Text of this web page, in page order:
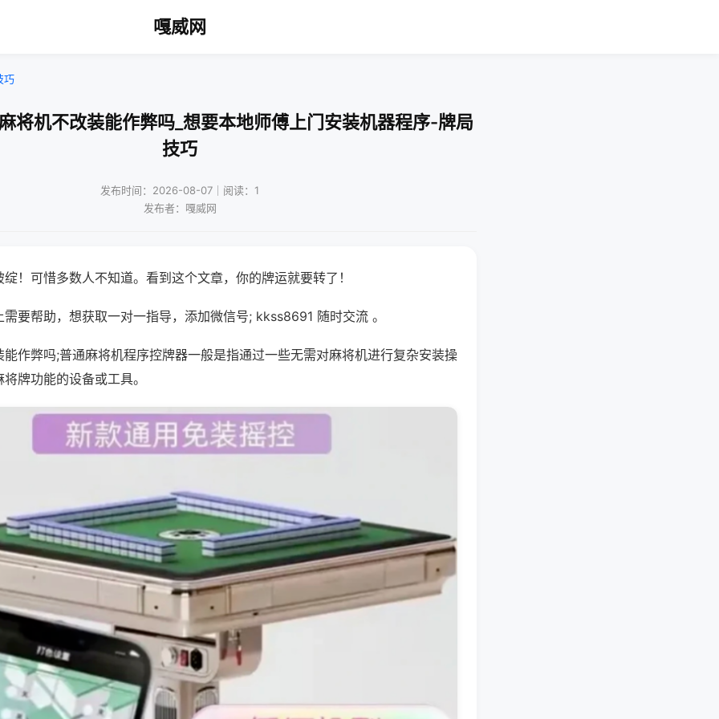
嘎威网
巧
将机不改装能作弊吗_想要本地师傅上门安装机器程序-牌局
技巧
发布时间：2026-08-07｜阅读：1
发布者：嘎威网
！可惜多数人不知道。看到这个文章，你的牌运就要转了！
要帮助，想获取一对一指导，添加微信号; kkss8691 随时交流 。
作弊吗;普通麻将机程序控牌器一般是指通过一些无需对麻将机进行复杂安装操
牌功能的设备或工具。